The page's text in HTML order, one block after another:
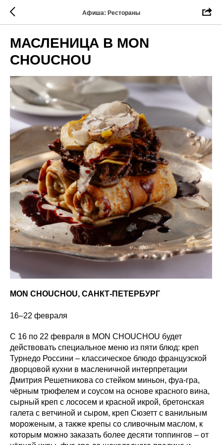
Афиша: Рестораны
МАСЛЕНИЦА В MON
CHOUCHOU
MON CHOUCHOU, САНКТ-ПЕТЕРБУРГ
16–22 февраля
C 16 по 22 февраля в MON CHOUCHOU будет
действовать специальное меню из пяти блюд: креп
Турнедо Россини – классическое блюдо французской
дворцовой кухни в масленичной интерпретации
Дмитрия Решетникова со стейком миньон, фуа-гра,
чёрным трюфелем и соусом на основе красного вина,
сырный креп с лососем и красной икрой, бретонская
галета с ветчиной и сыром, креп Сюзетт с ванильным
мороженым, а также крепы со сливочным маслом, к
которым можно заказать более десяти топпингов – от